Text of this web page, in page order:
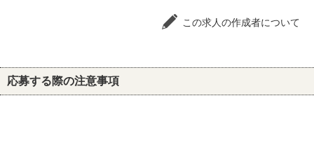
この求人の作成者について
応募する際の注意事項